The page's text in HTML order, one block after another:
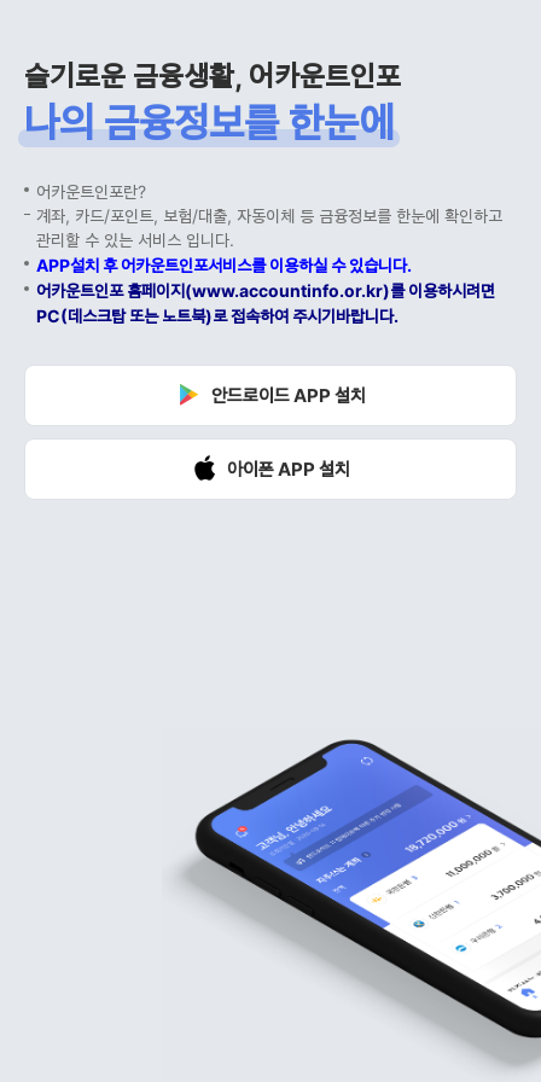
슬기로운 금융생활, 어카운트인포
나의 금융정보를 한눈에
어카운트인포란?
계좌, 카드/포인트, 보험/대출, 자동이체 등 금융정보를 한눈에 확인하고
관리할 수 있는 서비스 입니다.
APP설치 후 어카운트인포서비스를 이용하실 수 있습니다.
어카운트인포 홈페이지(www.accountinfo.or.kr)를 이용하시려면
PC(데스크탑 또는 노트북)로 접속하여 주시기바랍니다.
안드로이드 APP 설치
아이폰 APP 설치